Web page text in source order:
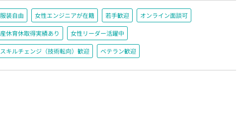
服装自由 女性エンジニアが在籍 若手歓迎 オンライン面談可
産休育休取得実績あり 女性リーダー活躍中
スキルチェンジ（技術転向）歓迎 ベテラン歓迎